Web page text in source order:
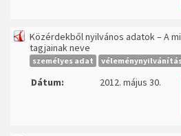
Közérdekből nyilvános adatok – A
tagjainak neve
személyes adat
Dátum:
2012. május 30.